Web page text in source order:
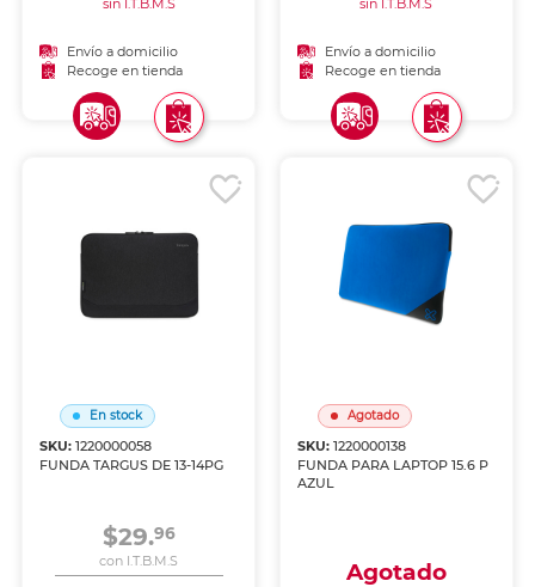
Envío a domicilio
Recoge en tienda
Envío a domicilio
Recoge en tienda
En stock
SKU:1220000058
FUNDA TARGUS DE 13-14PG
$29.96
con I.T.B.M.S
Agotado
SKU: 1220000138
FUNDA PARA LAPTOP 15.6 P
AZUL
Agotado